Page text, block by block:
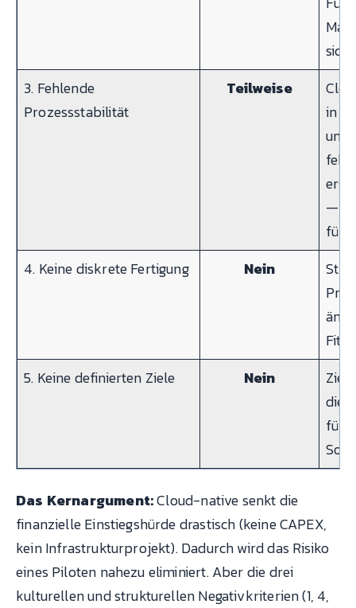
sich
3. Fehlende
Prozessstabilität
Teilweise
in
und
—
für
4. Keine diskrete Fertigung
Nein
Fit.
5. Keine definierten Ziele
Nein
die
Das Kernargument:Cloud-native senkt die
finanzielle Einstiegshürde drastisch (keine CAPEX,
kein Infrastrukturprojekt). Dadurch wird das Risiko
eines Piloten nahezu eliminiert. Aber die drei
kulturellen und strukturellen Negativkriterien (1, 4,